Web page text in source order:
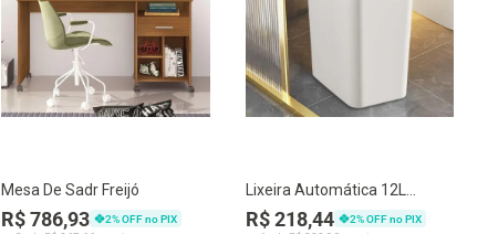
Mesa De Sadr Freijó
R$ 786,93 2% OFF no PIX
Lixeira Automática 12L
Plástico Sensor
Infravermelho 3 Modos
R$ 218,44 2% OFF no PIX